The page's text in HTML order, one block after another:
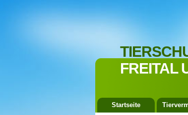
FREITAL
Startseite